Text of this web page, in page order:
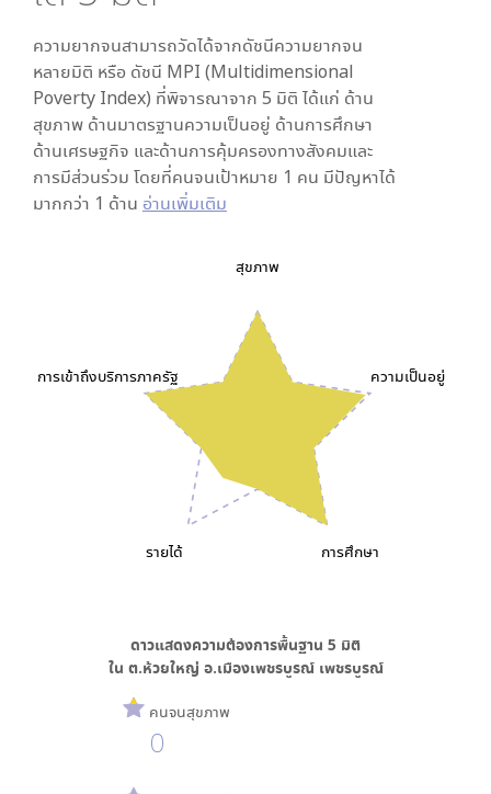
ความยากจนสามารถวัดได้จากดัชนีความยากจน
หลายมิติ หรือ ดัชนี MPI (Multidimensional
Poverty Index) ที่พิจารณาจาก 5 มิติ ได้แก่ ด้าน
สุขภาพ ด้านมาตรฐานความเป็นอยู่ ด้านการศึกษา
ด้านเศรษฐกิจ และด้านการคุ้มครองทางสังคมและ
การมีส่วนร่วม โดยที่คนจนเป้าหมาย 1 คน มีปัญหาได้
มากกว่า 1 ด้าน อ่านเพิ่มเติม
สุขภาพ
ความเป็นอยู่
การศึกษา
รายได้
การเข้าถึงบริการภาครัฐ
ดาวแสดงความต้องการพื้นฐาน 5 มิติ
ใน ต.ห้วยใหญ่ อ.เมืองเพชรบูรณ์ เพชรบูรณ์
คนจนสุขภาพ
0